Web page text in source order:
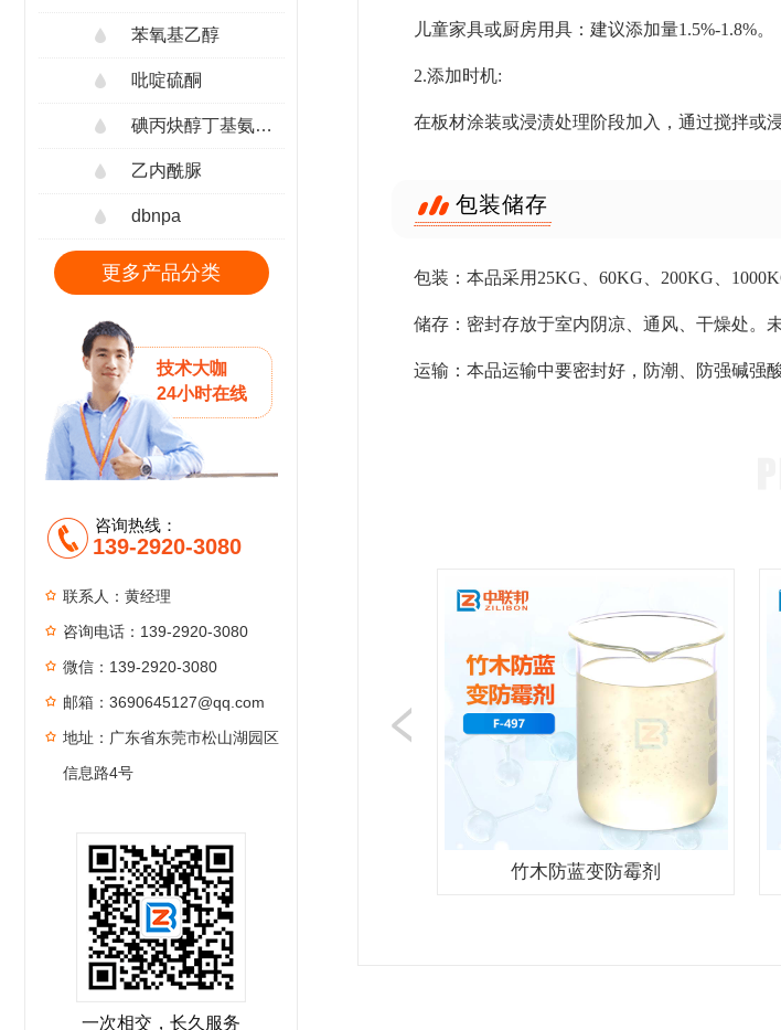
苯氧基乙醇
吡啶硫酮
碘丙炔醇丁基氨甲酸酯
乙内酰脲
dbnpa
更多产品分类
技术大咖
24小时在线
咨询热线：
139-2920-3080
联系人：黄经理
咨询电话：139-2920-3080
微信：139-2920-3080
邮箱：3690645127@qq.com
地址：广东省东莞市松山湖园区
信息路4号
一次相交，长久服务
儿童家具或厨房用具：建议添加量1.5%-1.8%。
2.添加时机:
在板材涂装或浸渍处理阶段加入，通过搅拌或
包装储存
包装：本品采用25KG、60KG、200KG、
储存：密封存放于室内阴凉、通风、干燥处。
运输：本品运输中要密封好，防潮、防强碱强
竹木防蓝变防霉剂